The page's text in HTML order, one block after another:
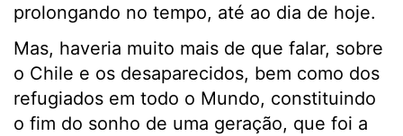
prolongando no tempo, até ao dia de hoje.
Mas, haveria muito mais de que falar, sobre
o Chile e os desaparecidos, bem como dos
refugiados em todo o Mundo, constituindo
o fim do sonho de uma geração, que foi a